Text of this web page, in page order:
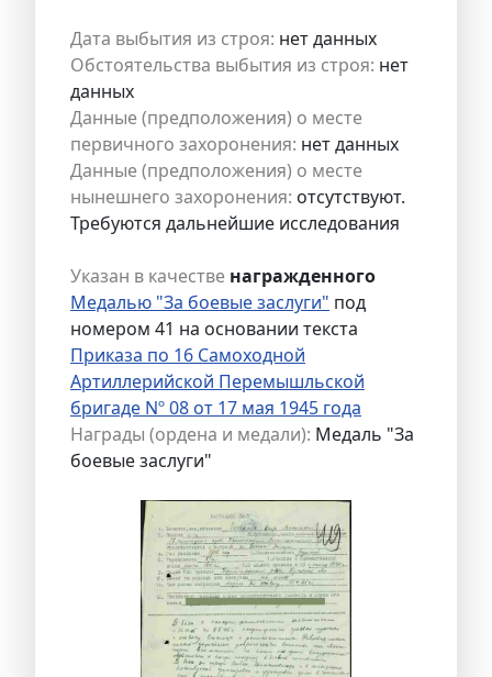
Дата выбытия из строя: нет данных
Обстоятельства выбытия из строя: нет
данных
Данные (предположения) о месте
первичного захоронения: нет данных
Данные (предположения) о месте
нынешнего захоронения: отсутствуют.
Требуются дальнейшие исследования
Указан в качестве награжденного
Медалью "За боевые заслуги" под
номером 41 на основании текста
Приказа по 16 Самоходной
Артиллерийской Перемышльской
бригаде Nº 08 от 17 мая 1945 года
Награды (ордена и медали): Медаль "За
боевые заслуги"